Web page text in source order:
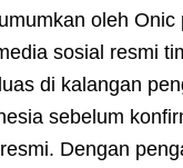
oleh Onic
sosial resmi
di kalangan
sebelum
Dengan